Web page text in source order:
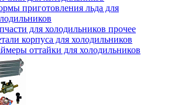
приготовления льда для
для холодильников прочее
корпуса для холодильников
оттайки для холодильников